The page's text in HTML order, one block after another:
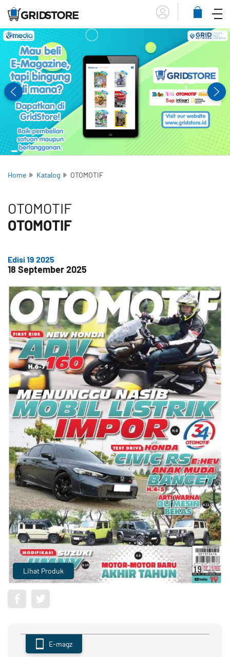
Lihat
Menu
Home Katalog OTOMOTIF
OTOMOTIF
OTOMOTIF
Edisi 19 2025
18 September 2025
Lihat Produk
E-magz